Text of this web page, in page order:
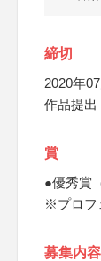
締切
2020年
作品提出
賞
●優秀賞
※プロフ
募集内容